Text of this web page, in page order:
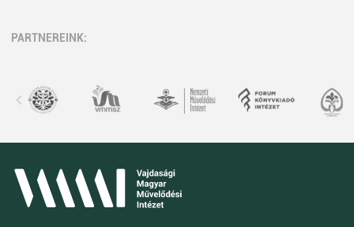
PARTNEREINK: